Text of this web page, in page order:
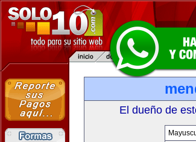
El dueño de